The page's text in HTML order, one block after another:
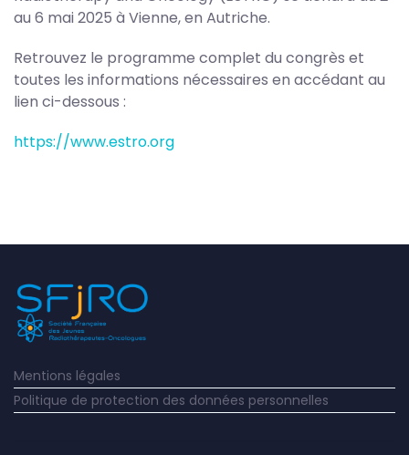
au 6 mai 2025 à Vienne, en Autriche.
Retrouvez le programme complet du congrès et
toutes les informations nécessaires en accédant au
lien ci-dessous :
https://www.estro.org
Mentions légales
Politique de protection des données personnelles